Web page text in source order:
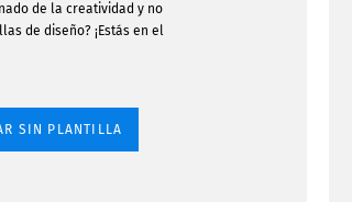
de la creatividad y no
de diseño? ¡Estás en el
SIN PLANTILLA